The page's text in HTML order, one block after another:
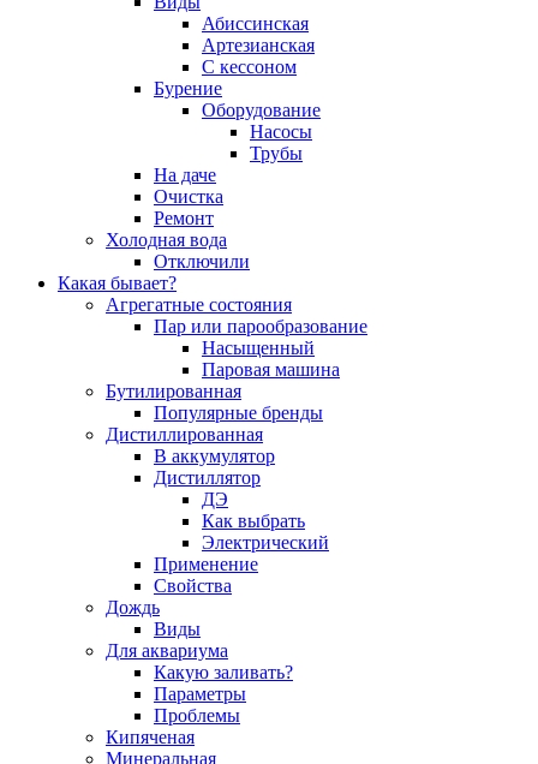
Абиссинская
Артезианская
С кессоном
Бурение
Оборудование
Насосы
Трубы
На даче
Очистка
Ремонт
Холодная вода
Отключили
Какая бывает?
Агрегатные состояния
Пар или парообразование
Насыщенный
Паровая машина
Бутилированная
Популярные бренды
Дистиллированная
В аккумулятор
Дистиллятор
ДЭ
Как выбрать
Электрический
Применение
Свойства
Дождь
Виды
Для аквариума
Какую заливать?
Параметры
Проблемы
Кипяченая
Минеральная